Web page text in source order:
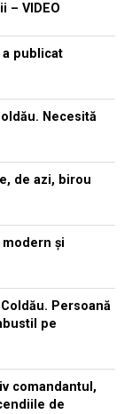
– VIDEO
a publicat
Necesită
de azi, birou
și
Persoană
pe
comandantul,
de